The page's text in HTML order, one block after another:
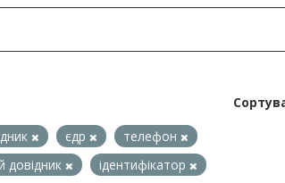
єдр
телефон
довідник
ідентифікатор